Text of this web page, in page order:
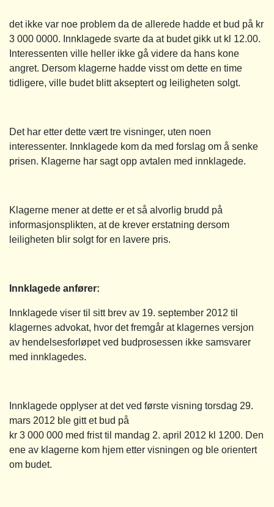
det ikke var noe problem da de allerede hadde et bud på kr
3 000 0000. Innklagede svarte da at budet gikk ut kl 12.00.
Interessenten ville heller ikke gå videre da hans kone
angret. Dersom klagerne hadde visst om dette en time
tidligere, ville budet blitt akseptert og leiligheten solgt.
Det har etter dette vært tre visninger, uten noen
interessenter. Innklagede kom da med forslag om å senke
prisen. Klagerne har sagt opp avtalen med innklagede.
Klagerne mener at dette er et så alvorlig brudd på
informasjonsplikten, at de krever erstatning dersom
leiligheten blir solgt for en lavere pris.
Innklagede anfører:
Innklagede viser til sitt brev av 19. september 2012 til
klagernes advokat, hvor det fremgår at klagernes versjon
av hendelsesforløpet ved budprosessen ikke samsvarer
med innklagedes.
Innklagede opplyser at det ved første visning torsdag 29.
mars 2012 ble gitt et bud på
kr 3 000 000 med frist til mandag 2. april 2012 kl 1200. Den
ene av klagerne kom hjem etter visningen og ble orientert
om budet.